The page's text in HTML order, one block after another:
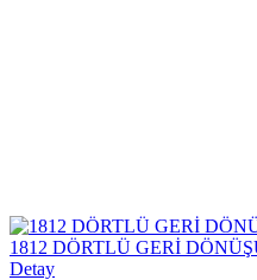
1812 DÖRTLÜ GERİ
Detay